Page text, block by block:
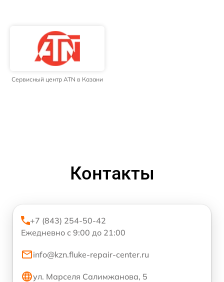
Сервисный центр ATN в Казани
Контакты
+7 (843) 254-50-42
Ежедневно с 9:00 до 21:00
info@kzn.fluke-repair-center.ru
ул. Марселя Салимжанова, 5